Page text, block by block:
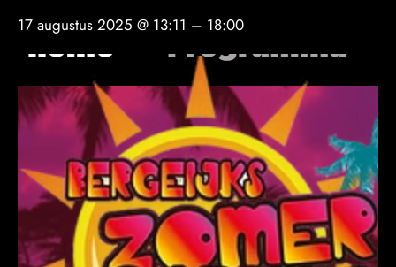
17 augustus 2025 @ 13:11 – 18:00